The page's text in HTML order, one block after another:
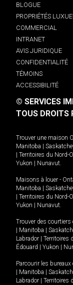
BLOGUE
PROPRIÉTÉS
COMMERCIAL
INTRANET
AVIS JURIDIQUE
CONFIDENTIALITÉ
TÉMOINS
ACCESSIBILITÉ
© SERVICES
TOUS DROITS
Trouver une maison
Manitoba
Territoires du Nord-
Yukon
Nunavut.
Maisons à louer -
Manitoba
Territoires du Nord-
Yukon
Nunavut.
Trouver des courtiers
Manitoba
Labrador
Territoires
Édouard
Yukon
Parcourir les bureaux
Manitoba
Labrador
Territoires